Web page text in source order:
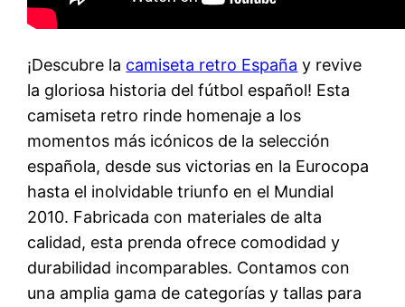
¡Descubre la camiseta retro España y revive
la gloriosa historia del fútbol español! Esta
camiseta retro rinde homenaje a los
momentos más icónicos de la selección
española, desde sus victorias en la Eurocopa
hasta el inolvidable triunfo en el Mundial
2010. Fabricada con materiales de alta
calidad, esta prenda ofrece comodidad y
durabilidad incomparables. Contamos con
una amplia gama de categorías y tallas para